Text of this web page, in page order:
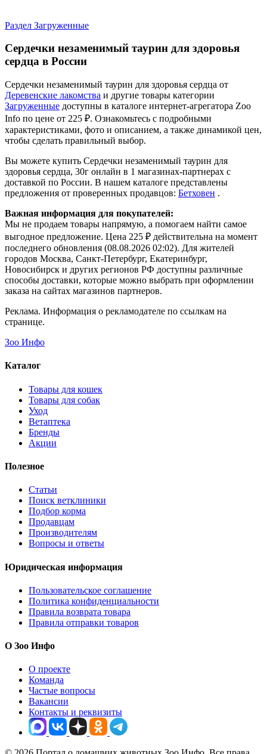
Раздел Загруженные
Сердечки незаменимый таурин для здоровья
сердца в России
Сердечки незаменимый таурин для здоровья сердца от
Деревенские лакомства и другие товары категории
Загруженные доступны в каталоге интернет-агрегатора Zoo
Info по цене от 225 ₽. Ознакомьтесь с подробными
характеристиками, фото и описанием, а также динамикой цен,
чтобы сделать правильный выбор.
Вы можете купить Сердечки незаменимый таурин для
здоровья сердца, 30г онлайн в 1 магазинах-партнерах с
доставкой по России. В нашем каталоге представлены
предложения от проверенных продавцов: Бетховен .
Важная информация для покупателей:
Мы не продаем товары напрямую, а помогаем найти самое
выгодное предложение. Цена 225 ₽ действительна на момент
последнего обновления (08.08.2026 02:02). Для жителей
городов Москва, Санкт-Петербург, Екатеринбург,
Новосибирск и других регионов РФ доступны различные
способы доставки, которые можно выбрать при оформлении
заказа на сайтах магазинов партнеров.
Реклама. Информация о рекламодателе по ссылкам на
странице.
Зоо Инфо
Каталог
Товары для кошек
Товары для собак
Уход
Ветаптека
Бренды
Акции
Полезное
Статьи
Поиск ветклиники
Подбор корма
Продавцам
Производителям
Вопросы и ответы
Юридическая информация
Пользовательское соглашение
Политика конфиденциальности
Правила возврата товара
Правила отправки товаров
О Зоо Инфо
О проекте
Команда
Частые вопросы
Вакансии
Контакты и реквизиты